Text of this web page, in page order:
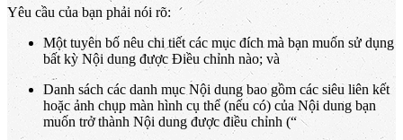
Yêu cầu của bạn phải nói rõ:
Một tuyên bố nêu chi tiết các mục đích mà bạn muốn sử dụng
bất kỳ Nội dung được Điều chỉnh nào; và
Danh sách các danh mục Nội dung bao gồm các siêu liên kết
hoặc ảnh chụp màn hình cụ thể (nếu có) của Nội dung bạn
muốn trở thành Nội dung được điều chỉnh (“